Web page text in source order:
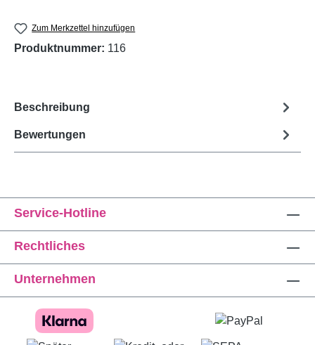
Zum Merkzettel hinzufügen
Produktnummer: 116
Beschreibung
Bewertungen
Service-Hotline
Rechtliches
Unternehmen